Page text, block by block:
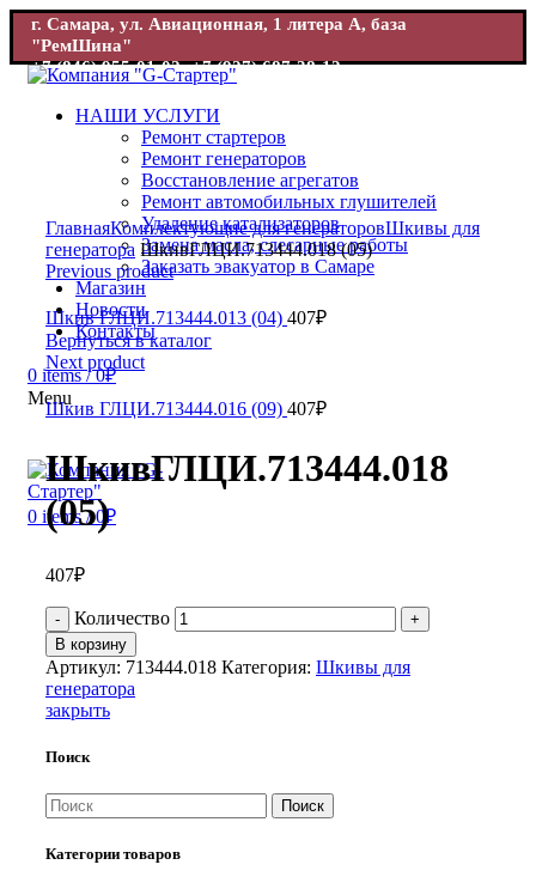
г. Самара, ул. Авиационная, 1 литера А, база
"РемШина"
+7 (846) 955-01-02; +7 (927) 687-38-12
г. Самара, ул. Авиационная, 1 база "РемШина"
01-02; +7 (927) 687-38-12
НАШИ УСЛУГИ
Ремонт стартеров
Ремонт генераторов
Восстановление агрегатов
Ремонт автомобильных глушителей
Удаление катализаторов
Замена масла, слесарные работы
Заказать эвакуатор в Самаре
Магазин
Новости
Контакты
0 items / 0₽
Menu
0 items / 0₽
Увеличить
ГлавнаяКомплектующие для генераторовШкивы для
генератора ШкивГЛЦИ.713444.018 (05)
Previous product
Шкив ГЛЦИ.713444.013 (04) 407₽
Вернуться в каталог
Next product
Шкив ГЛЦИ.713444.016 (09) 407₽
ШкивГЛЦИ.713444.018
(05)
407₽
Количество
В корзину
Артикул: 713444.018 Категория: Шкивы для
генератора
закрыть
Поиск
Поиск
Категории товаров